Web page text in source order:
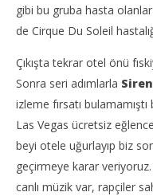
gibi bu gruba hasta
de Cirque Du Soleil
Çıkışta tekrar otel önü
Sonra seri adımlarla
izleme fırsatı
Las Vegas ücretsiz
beyi otele uğurlayıp biz
geçirmeye karar
canlı müzik var, rapçiler